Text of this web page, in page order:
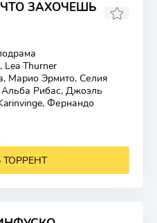
ЗАХОЧЕШЬ
Thurner
Марио Эрмито, Селия
Рибас, Джоэль
Фернандо
ТОРРЕНТ